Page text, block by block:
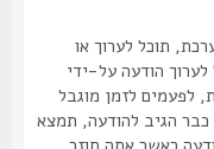
לערוך או
הודעה על-ידי
לזמן מוגבל
להודעה, תמצא